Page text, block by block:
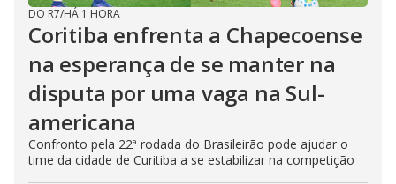
DO R7/HÁ 1 HORA
Coritiba enfrenta a Chapecoense
na esperança de se manter na
disputa por uma vaga na Sul-
americana
Confronto pela 22ª rodada do Brasileirão pode ajudar o
time da cidade de Curitiba a se estabilizar na competição